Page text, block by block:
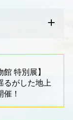
館 特別展】
るがした地上
！